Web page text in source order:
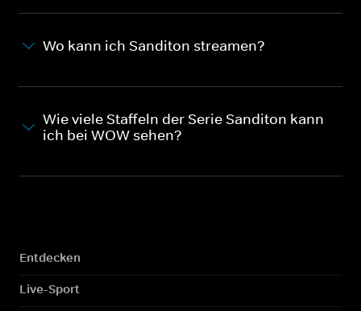
Wo kann ich Sanditon streamen?
Wie viele Staffeln der Serie Sanditon kann
ich bei WOW sehen?
Entdecken
Live-Sport